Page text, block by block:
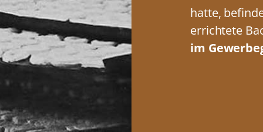
hatte,
errichtete
im